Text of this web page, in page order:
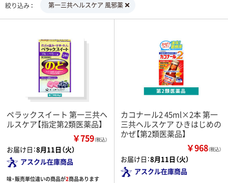
絞り込み 第一三共ヘルスケア 風邪薬
ペラックスイート 第一三共ヘ
ルスケア【指定第2類医薬品】
￥759（税込）
お届け日：8月11日（火）
アスクル在庫商品
味・販売単位違いの商品が2商品あります
カコナール2 45ml×2本 第一
三共ヘルスケア ひきはじめの
かぜ【第2類医薬品】
￥968（税込）
お届け日：8月11日（火）
アスクル在庫商品